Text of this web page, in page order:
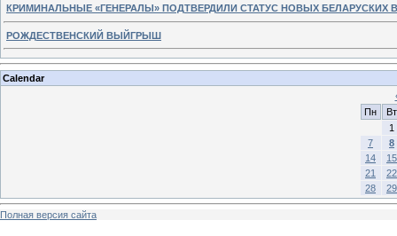
КРИМИНАЛЬНЫЕ «ГЕНЕРАЛЫ» ПОДТВЕРДИЛИ СТАТУС НОВЫХ БЕЛАРУСКИХ
РОЖДЕСТВЕНСКИЙ ВЫЙГРЫШ
Calendar
Пн
Вт
1
7
8
14
15
21
22
28
29
Полная версия сайта